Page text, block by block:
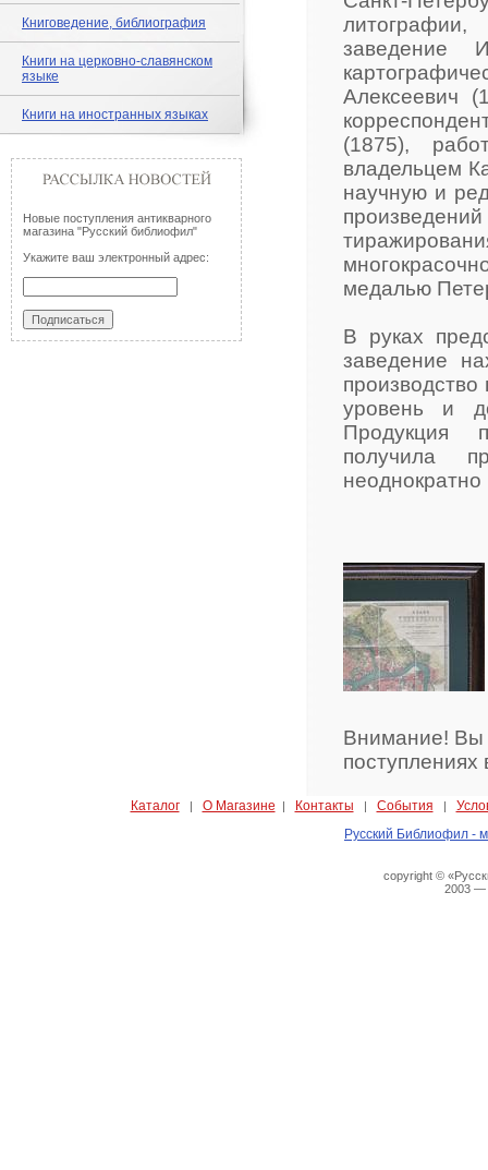
Книговедение, библиография
Книги на церковно-славянском
языке
Книги на иностранных языках
Новые поступления антикварного
магазина "Русский библиофил"
Укажите ваш электронный адрес:
заведение
Алексеевич
(1875),
владельцем
научную и
медалью
В руках
заведение
уровень и
Продукция
получила
Внимание! Вы
Каталог| О Магазине | Контакты | События |
Русский Библиофил -
copyright ©
2003 —